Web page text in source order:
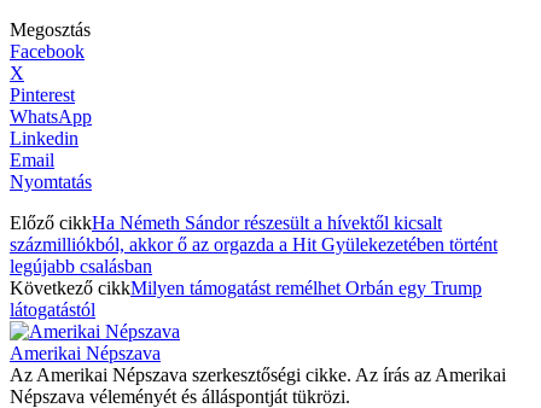
Megosztás
Facebook
X
Pinterest
WhatsApp
Linkedin
Email
Nyomtatás
Előző cikkHa Németh Sándor részesült a hívektől kicsalt
százmilliókból, akkor ő az orgazda a Hit Gyülekezetében történt
legújabb csalásban
Következő cikkMilyen támogatást remélhet Orbán egy Trump
látogatástól
Amerikai Népszava
Az Amerikai Népszava szerkesztőségi cikke. Az írás az Amerikai
Népszava véleményét és álláspontját tükrözi.